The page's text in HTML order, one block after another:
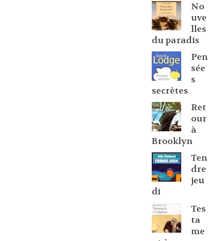
No
uve
lles
du paradis
Pen
sée
s
secrètes
Ret
our
à
Brooklyn
Ten
dre
jeu
di
Tes
ta
me